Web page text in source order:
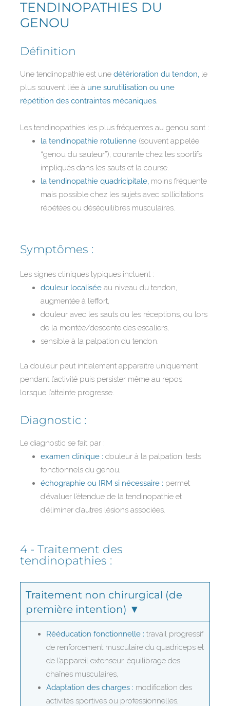
TENDINOPATHIES DU
GENOU
Définition
Une tendinopathie est une détérioration du tendon, le
plus souvent liée à une surutilisation ou une
répétition des contraintes mécaniques.
Les tendinopathies les plus fréquentes au genou sont :
la tendinopathie rotulienne (souvent appelée
“genou du sauteur”), courante chez les sportifs
impliqués dans les sauts et la course.
la tendinopathie quadricipitale, moins fréquente
mais possible chez les sujets avec sollicitations
répétées ou déséquilibres musculaires.
Symptômes :
Les signes cliniques typiques incluent :
douleur localisée au niveau du tendon,
augmentée à l’effort,
douleur avec les sauts ou les réceptions, ou lors
de la montée/descente des escaliers,
sensible à la palpation du tendon.
La douleur peut initialement apparaître uniquement
pendant l’activité puis persister même au repos
lorsque l’atteinte progresse.
Diagnostic :
Le diagnostic se fait par :
examen clinique : douleur à la palpation, tests
fonctionnels du genou,
échographie ou IRM si nécessaire : permet
d’évaluer l’étendue de la tendinopathie et
d’éliminer d’autres lésions associées.
4 - Traitement des
tendinopathies :
Traitement non chirurgical (de
première intention) ▼
Rééducation fonctionnelle : travail progressif
de renforcement musculaire du quadriceps et
de l’appareil extenseur, équilibrage des
chaînes musculaires,
Adaptation des charges : modification des
activités sportives ou professionnelles,